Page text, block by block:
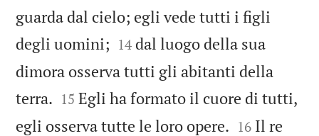
guarda dal cielo; egli vede tutti i figli
degli uomini; 

14 dal luogo della sua
dimora osserva tutti gli abitanti della
terra. 

15 Egli ha formato il cuore di tutti,
egli osserva tutte le loro opere. 

16 Il re